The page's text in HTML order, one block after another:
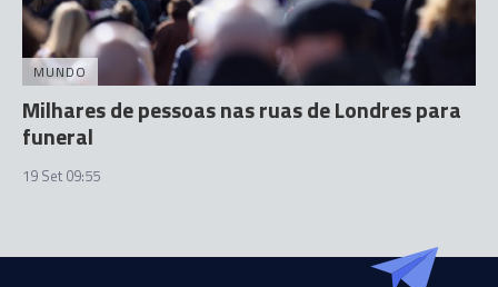
MUNDO
Milhares de pessoas nas ruas de Londres para
funeral
19 Set 09:55